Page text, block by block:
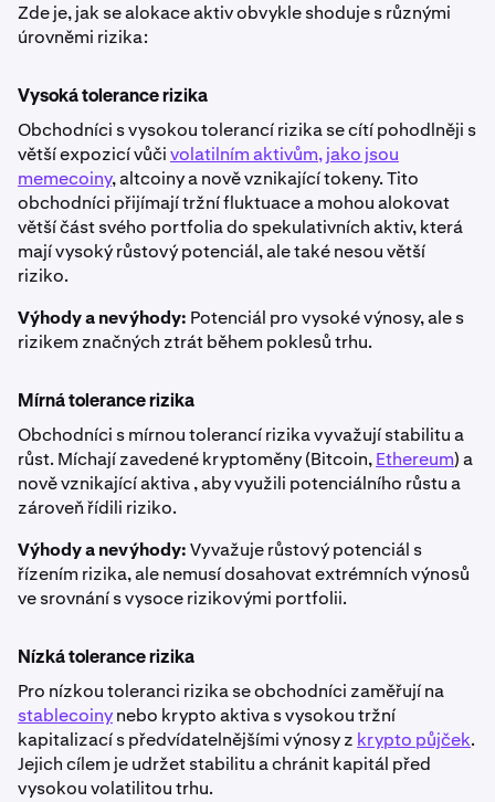
Zde je, jak se alokace aktiv obvykle shoduje s různými
úrovněmi rizika:
Vysoká tolerance rizika
Obchodníci s vysokou tolerancí rizika se cítí pohodlněji s
větší expozicí vůčivolatilním aktivům, jako jsou
memecoiny, altcoiny a nově vznikající tokeny. Tito
obchodníci přijímají tržní fluktuace a mohou alokovat
větší část svého portfolia do spekulativních aktiv, která
mají vysoký růstový potenciál, ale také nesou větší
riziko.
Výhody a nevýhody: Potenciál pro vysoké výnosy, ale s
rizikem značných ztrát během poklesů trhu.
Mírná tolerance rizika
Obchodníci s mírnou tolerancí rizika vyvažují stabilitu a
růst. Míchají zavedené kryptoměny (Bitcoin,Ethereum) a
nově vznikající aktiva , aby využili potenciálního růstu a
zároveň řídili riziko.
Výhody a nevýhody:Vyvažuje růstový potenciál s
řízením rizika, ale nemusí dosahovat extrémních výnosů
ve srovnání s vysoce rizikovými portfolii.
Nízká tolerance rizika
Pro nízkou toleranci rizika se obchodníci zaměřují na
stablecoinynebo krypto aktiva s vysokou tržní
kapitalizací s předvídatelnějšími výnosy z krypto půjček.
Jejich cílem je udržet stabilitu a chránit kapitál před
vysokou volatilitou trhu.